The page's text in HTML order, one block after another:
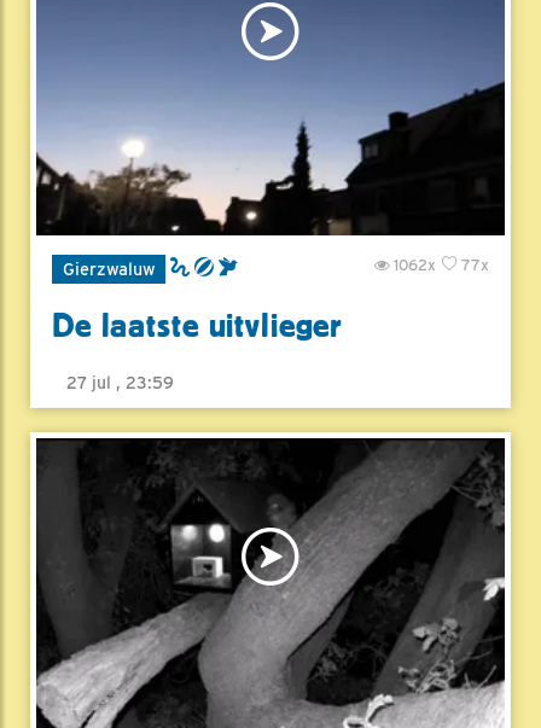
Gierzwaluw 77x
1062x
De laatste uitvlieger
27 jul , 23:59